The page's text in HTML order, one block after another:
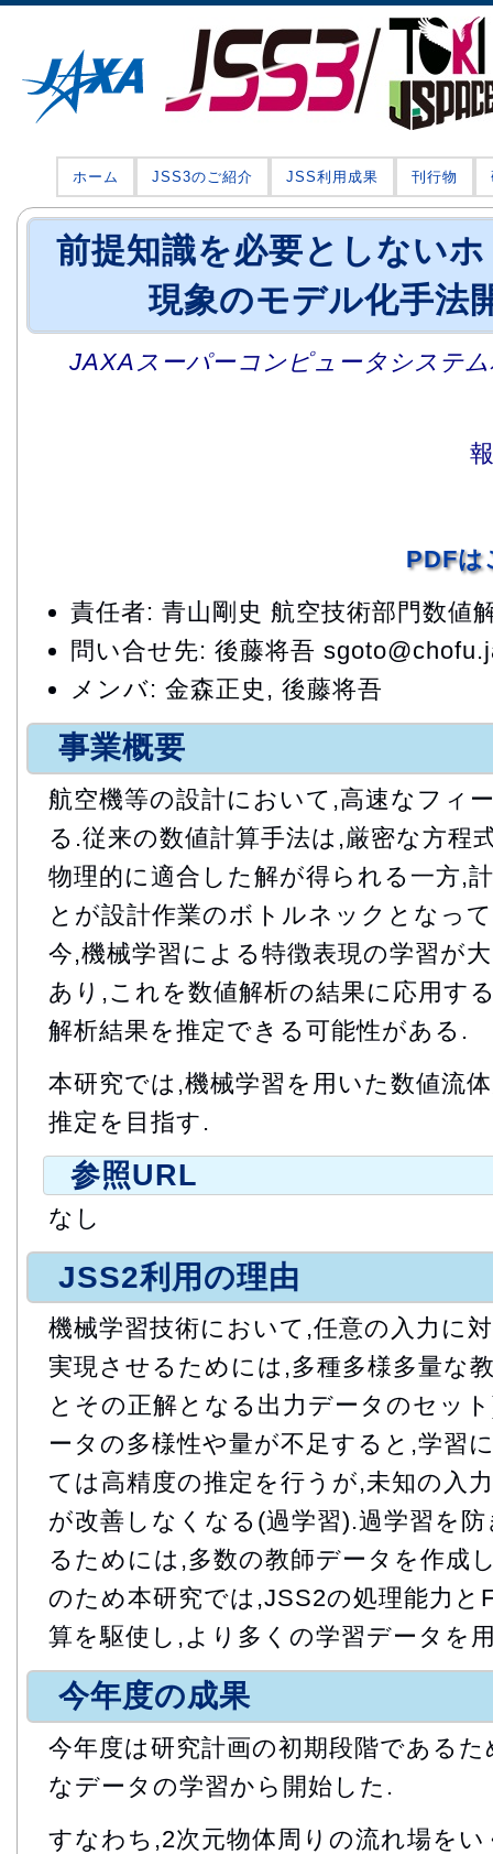
ホーム JSS3のご紹介 JSS利用成果 刊行物
前提知識を必要としない
現象のモデル化手法
JAXAスーパーコンピュータシステ
PDFは
責任者: 青山剛史 航空技術部門数値
問い合せ先: 後藤将吾
メンバ: 金森正史, 後藤将吾
事業概要
航空機等の設計において,高速なフィ
る.従来の数値計算手法は,厳密な方程
物理的に適合した解が得られる一方,
とが設計作業のボトルネックとなっ
今,機械学習による特徴表現の学習が
あり,これを数値解析の結果に応用す
解析結果を推定できる可能性がある.
本研究では,機械学習を用いた数値流
推定を目指す.
参照URL
なし
JSS2利用の理由
機械学習技術において,任意の入力に
実現させるためには,多種多様多量な
とその正解となる出力データのセッ
ータの多様性や量が不足すると,学習
ては高精度の推定を行うが,未知の入
が改善しなくなる(過学習).過学習を
るためには,多数の教師データを作成
のため本研究では,JSS2の処理能力と
算を駆使し,より多くの学習データを
今年度の成果
今年度は研究計画の初期段階である
なデータの学習から開始した.
すなわち,2次元物体周りの流れ場を